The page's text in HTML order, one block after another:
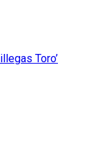
Toro’